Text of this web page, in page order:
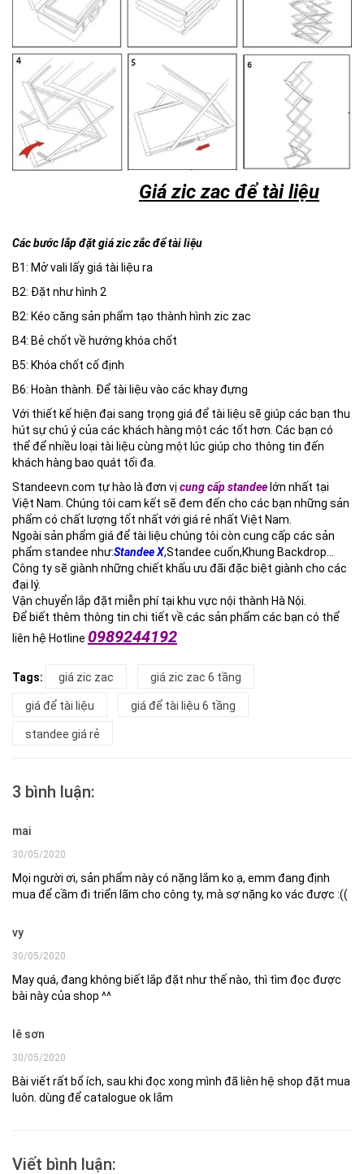
Giá zic zac để tài liệu
Các bước lắp đặt giá zic zắc để tài liệu
B1: Mở vali lấy giá tài liệu ra
B2: Đặt như hình 2
B2: Kéo căng sản phẩm tạo thành hình zic zac
B4: Bẻ chốt về hướng khóa chốt
B5: Khóa chốt cố định
B6: Hoàn thành. Để tài liệu vào các khay đựng
Với thiết kế hiện đại sang trọng giá để tài liệu sẽ giúp các bạn thu
hút sự chú ý của các khách hàng một các tốt hơn. Các bạn có
thể để nhiều loại tài liệu cùng một lúc giúp cho thông tin đến
khách hàng bao quát tối đa.
Standeevn.com tự hào là đơn vị cung cấp standee lớn nhất tại
Việt Nam. Chúng tôi cam kết sẽ đem đến cho các bạn những sản
phẩm có chất lượng tốt nhất với giá rẻ nhất Việt Nam.
Ngoài sản phẩm giá để tài liệu chúng tôi còn cung cấp các sản
phẩm standee như:Standee X,Standee cuốn,Khung Backdrop…
Công ty sẽ giành những chiết khấu ưu đãi đặc biệt giành cho các
đại lý.
Vận chuyển lắp đặt miễn phí tại khu vực nội thành Hà Nội.
Để biết thêm thông tin chi tiết về các sản phẩm các bạn có thể
liên hệ Hotline 0989244192
Tags: giá zic zac giá zic zac 6 tầng
giá để tài liệu giá để tài liệu 6 tầng
standee giá rẻ
3 bình luận:
mai
30/05/2020
Mọi người ơi, sản phẩm này có nặng lắm ko ạ, emm đang định
mua để cầm đi triển lãm cho công ty, mà sợ nặng ko vác được :((
vy
30/05/2020
May quá, đang không biết lắp đặt như thế nào, thì tìm đọc được
bài này của shop ^^
lê sơn
30/05/2020
Bài viết rất bổ ích, sau khi đọc xong mình đã liên hệ shop đặt mua
luôn. dùng để catalogue ok lắm
Viết bình luận: